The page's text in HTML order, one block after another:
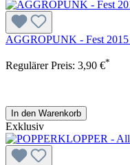
AGGROPUNK - Fest 2015
Regulärer Preis: 3,90 €*
In den Warenkorb
Exklusiv